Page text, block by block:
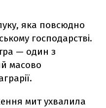
яка повсюдно
господарстві.
— один з
масово
мит ухвалила